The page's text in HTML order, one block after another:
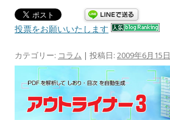
投票をお願いいたします
カテゴリー: コラム | 投稿日: 2009年6月15日